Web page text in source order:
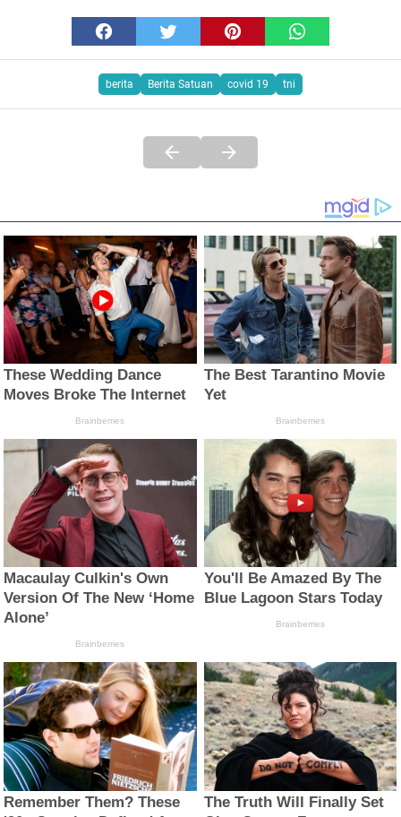
berita Berita Satuan covid 19 tni